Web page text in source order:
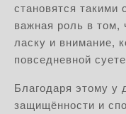
становятся такими
важная роль в том,
ласку и внимание,
повседневной
Благодаря этому у
защищённости и